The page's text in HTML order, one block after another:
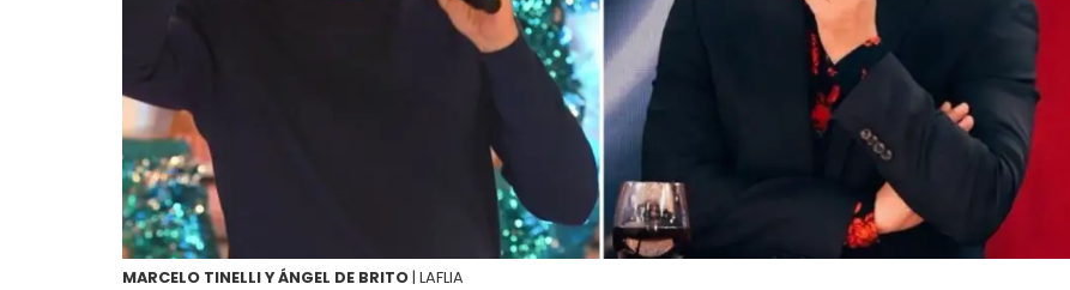
MARCELO TINELLI Y ÁNGEL DE BRITO | LAFLIA